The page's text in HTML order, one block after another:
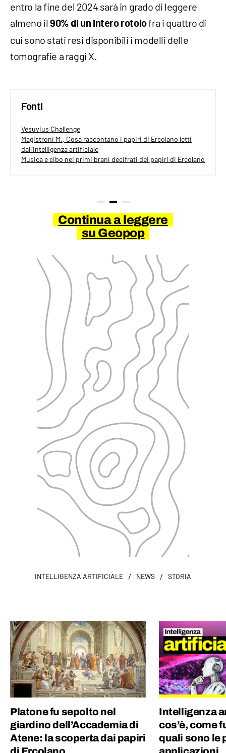
entro la fine del 2024 sarà in grado di leggere
almeno il 90% di un intero rotolofra i quattro di
cui sono stati resi disponibili i modelli delle
tomografie a raggi X.
Fonti
Vesuvius Challenge
Magistroni M., Cosa raccontano i papiri di Ercolano letti
dall'intelligenza artificiale
Musica e cibo nei primi brani decifrati dei papiri di Ercolano
Continua a leggere
su Geopop
INTELLIGENZA ARTIFICIALE / NEWS / STORIA
Platone fu sepolto nel
giardino dell’Accademia di
Atene: la scoperta dai papiri
Intelligenza
cos’è, come
quali sono le